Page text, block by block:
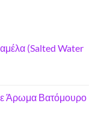
(Salted Water
Άρωμα Βατόμουρο